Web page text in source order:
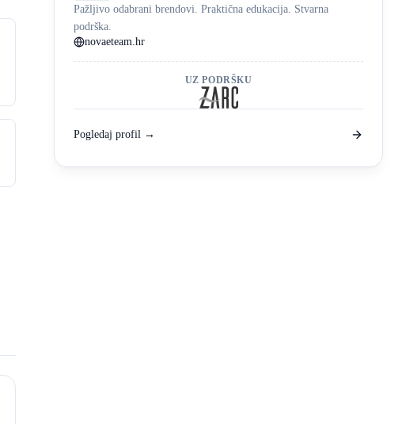
Pažljivo odabrani brendovi. Praktična edukacija. Stvarna
podrška.
novaeteam.hr
UZ PODRŠKU
Pogledaj profil →